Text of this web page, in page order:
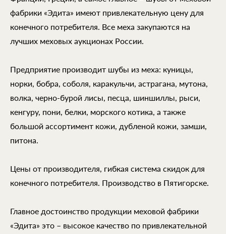
фабрики «Эдита» имеют привлекательную цену для
конечного потребителя. Все меха закупаются на
лучших меховых аукционах России.
Предприятие производит шубы из меха: куницы,
норки, бобра, соболя, каракульчи, астрагана, мутона,
волка, черно-бурой лисы, песца, шиншиллы, рыси,
кенгуру, пони, белки, морского котика, а также
большой ассортимент кожи, дубленой кожи, замши,
питона.
Цены от производителя, гибкая система скидок для
конечного потребителя. Производство в Пятигорске.
Главное достоинство продукции меховой фабрики
«Эдита» это – высокое качество по привлекательной